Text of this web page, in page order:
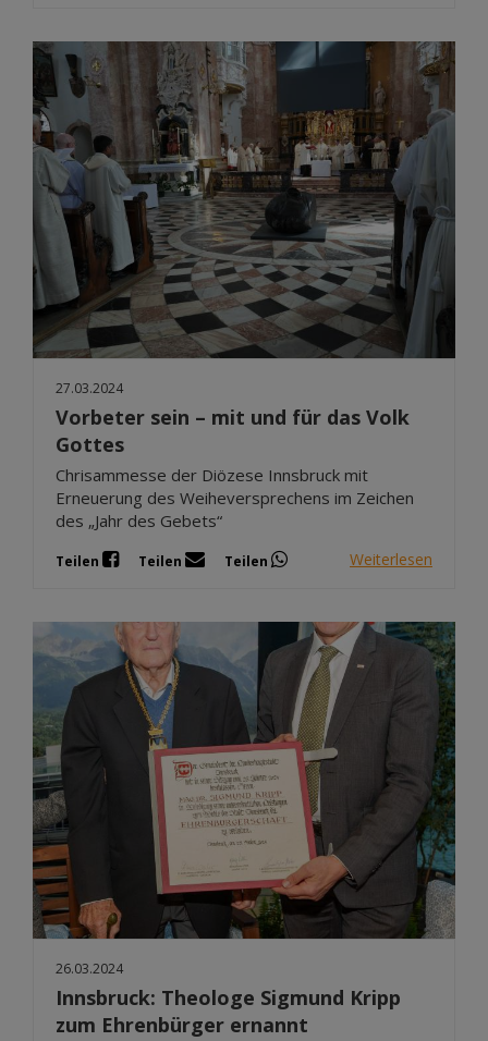
27.03.2024
Vorbeter sein – mit und für das Volk
Gottes
Chrisammesse der Diözese Innsbruck mit
Erneuerung des Weiheversprechens im Zeichen
des „Jahr des Gebets“
Teilen Teilen Teilen Weiterlesen
26.03.2024
Innsbruck: Theologe Sigmund Kripp
zum Ehrenbürger ernannt